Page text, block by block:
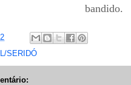
bandido.
SERIDÓ